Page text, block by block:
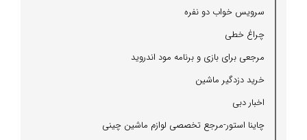
سرویس خواب دو نفره
چراغ خطی
مرجعی برای بازی و برنامه مود اندروید
خرید دزدگیر ماشین
اخبار دبی
چاینا استور-مرجع تخصصی لوازم ماشین چینی